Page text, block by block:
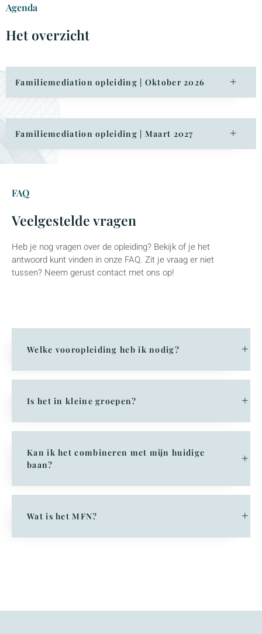
Agenda
Het overzicht
Familiemediation opleiding | Oktober 2026
Familiemediation opleiding | Maart 2027
Welke vooropleiding heb ik nodig?
Is het in kleine groepen?
Kan ik het combineren met mijn huidige
baan?
Wat is het MFN?
FAQ
Veelgestelde vragen
Heb je nog vragen over de opleiding? Bekijk of je het
antwoord kunt vinden in onze FAQ. Zit je vraag er niet
tussen? Neem gerust contact met ons op!